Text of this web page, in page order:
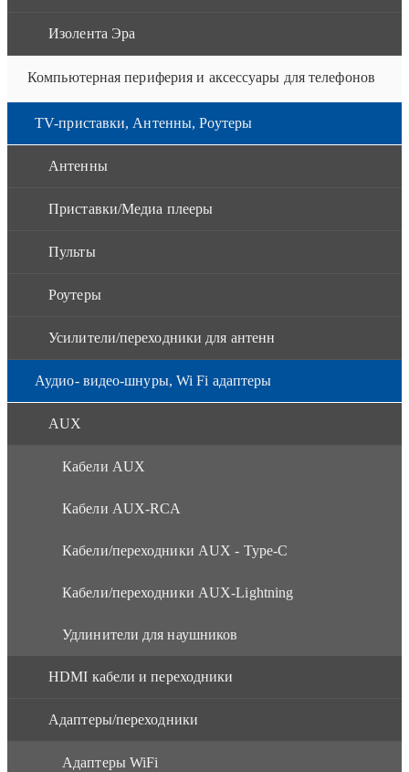
Изолента Эра
Компьютерная периферия и аксессуары для телефонов
TV-приставки, Антенны, Роутеры
Антенны
Приставки/Медиа плееры
Пульты
Роутеры
Усилители/переходники для антенн
Аудио- видео-шнуры, Wi Fi адаптеры
AUX
Кабели AUX
Кабели AUX-RCA
Кабели/переходники AUX - Type-C
Кабели/переходники AUX-Lightning
Удлинители для наушников
HDMI кабели и переходники
Адаптеры/переходники
Адаптеры WiFi